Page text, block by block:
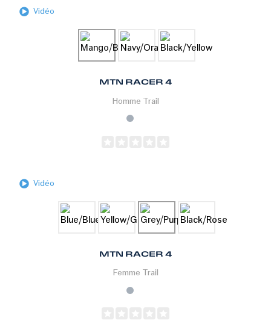
Vidéo
MTN RACER 4
Homme Trail
Vidéo
MTN RACER 4
Femme Trail